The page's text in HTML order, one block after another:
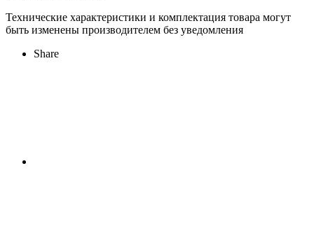
Технические характеристики и комплектация товара могут
быть изменены производителем без уведомления
Share